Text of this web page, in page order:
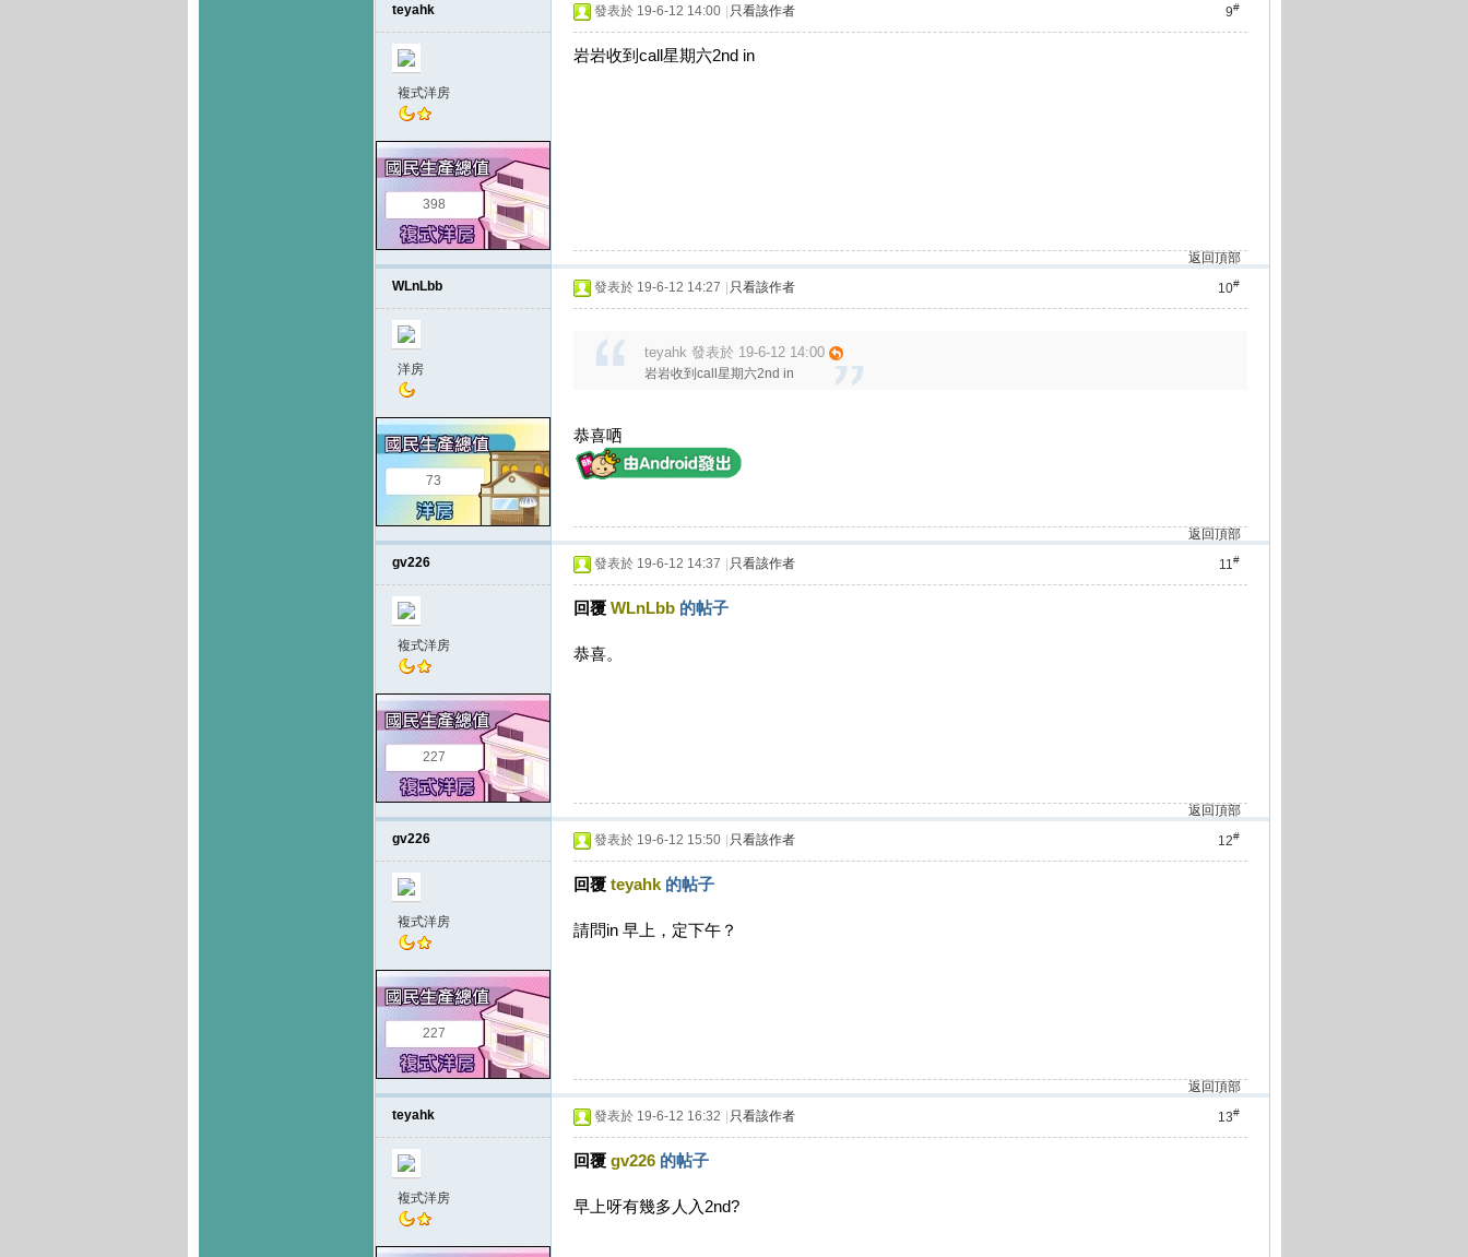
teyahk
複式洋房
398
9#
發表於 19-6-12 14:00 只看該作者
岩岩收到call星期六2nd in
返回頂部
WLnLbb
洋房
73
10#
發表於 19-6-12 14:27 只看該作者
teyahk 發表於 19-6-12 14:00
岩岩收到call星期六2nd in
恭喜哂
返回頂部
gv226
複式洋房
227
11#
發表於 19-6-12 14:37 只看該作者
回覆 WLnLbb 的帖子
恭喜。
返回頂部
gv226
複式洋房
227
12#
發表於 19-6-12 15:50 只看該作者
回覆 teyahk 的帖子
請問in 早上，定下午？
返回頂部
teyahk
複式洋房
13#
發表於 19-6-12 16:32 只看該作者
回覆 gv226 的帖子
早上呀有幾多人入2nd?